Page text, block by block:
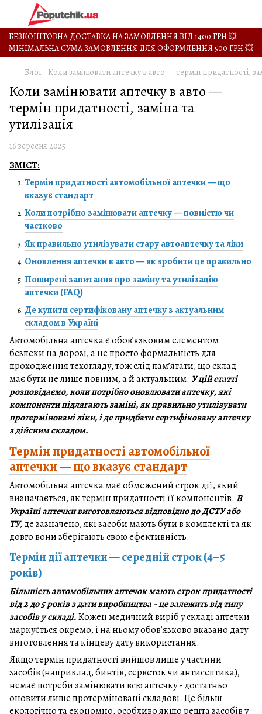
БЕЗКОШТОВНА ДОСТАВКА НА ЗАМОВЛЕННЯ ВІД 1400 ГРН 💥
МІНІМАЛЬНА СУМА ЗАМОВЛЕННЯ ДЛЯ ОФОРМЛЕННЯ 500 ГРН 💥
Блог Коли замінювати аптечку в авто — термін придатності,
Коли замінювати аптечку в авто —
термін придатності, заміна та
утилізація
16 вересня 2025
ЗМІСТ:
Термін придатності автомобільної аптечки — що
вказує стандарт
Коли потрібно замінювати аптечку — повністю чи
частково
Як правильно утилізувати стару автоаптечку та ліки
Оновлення аптечки в авто — як зробити це правильно
Поширені запитання про заміну та утилізацію
аптечки (FAQ)
Де купити сертифіковану аптечку з актуальним
складом в Україні
Автомобільна аптечка є обов’язковим елементом
безпеки на дорозі, а не просто формальність для
проходження техогляду, тож слід пам’ятати, що склад
має бути не лише повним, а й актуальним. У цій статті
розповідаємо, коли потрібно оновлювати аптечку, які
компоненти підлягають заміні, як правильно утилізувати
протерміновані ліки, і де придбати сертифіковану аптечку
з дійсним складом.
Термін придатності автомобільної
аптечки — що вказує стандарт
Автомобільна аптечка має обмежений строк дії, який
визначається, як термін придатності її компонентів. В
Україні аптечки виготовляються відповідно до ДСТУ або
ТУ, де зазначено, які засоби мають бути в комплекті та як
довго вони зберігають свою ефективність.
Термін дії аптечки — середній строк (4–5
років)
Більшість автомобільних аптечок мають строк придатності
від 2 до 5 років з дати виробництва - це залежить від типу
засобів у складі.Кожен медичний виріб у складі аптечки
маркується окремо, і на ньому обов’язково вказано дату
виготовлення та кінцеву дату використання.
Якщо термін придатності вийшов лише у частини
засобів (наприклад, бинтів, серветок чи антисептика),
немає потреби замінювати всю аптечку - достатньо
оновити лише протерміновані складові. Це більш
екологічно та економно, особливо якщо решта засобів у